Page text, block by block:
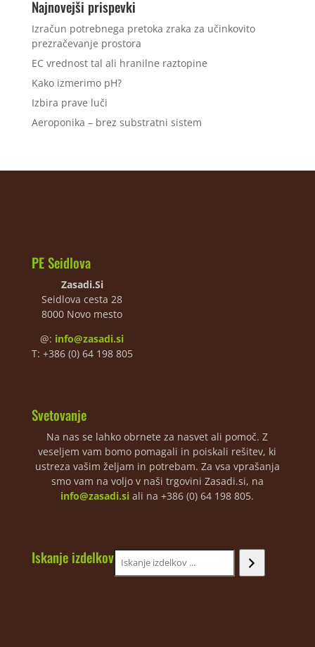
Najnovejši prispevki
Izračun potrebnega pretoka zraka za učinkovito
prezračevanje prostora
EC vrednost tal ali hranilne raztopine
Kako izmerimo pH?
Izbira prave luči
Aeroponika – brez substratni sistem
PE Seidlova
Zasadi.Si
Seidlova cesta 28
8000 Novo mesto
@: info@zasadi.si
T: +386 (0) 64 198 805
Svetovanje
Na nas se lahko obrnete za nasvet ali pomoč. Z
veseljem vam bomo pomagali in poiskali rešitev, ki
ustreza vašim željam in potrebam. Za vsa vprašanja
smo vam na voljo v naši trgovini Zasadi.si, na
info@zasadi.si ali na +386 (0) 64 198 805.
Iskanje izdelkov